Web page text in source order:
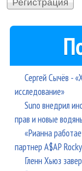
Сергей Сычёв -
исследование»
Suno внедрил
прав и новые
«Рианна
партнер A$AP Rocky
Гленн Хьюз